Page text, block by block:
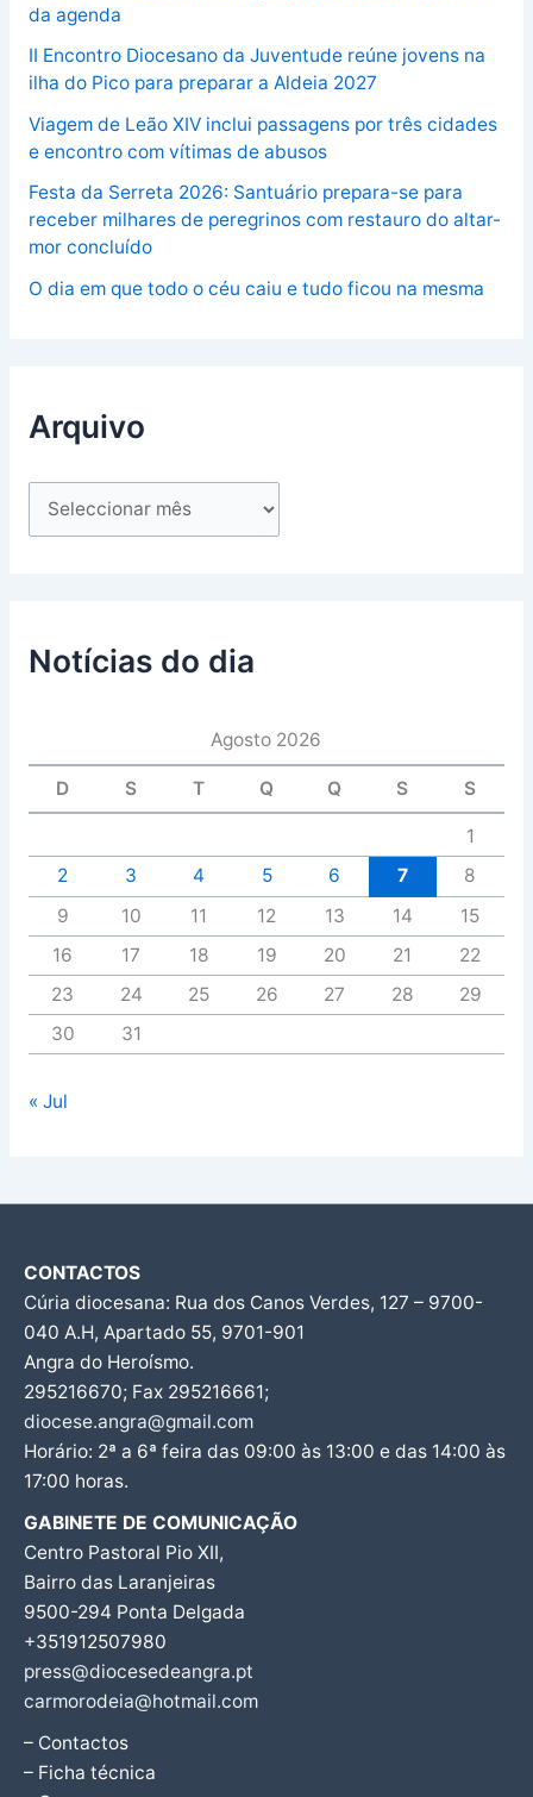
da agenda
II Encontro Diocesano da Juventude reúne jovens na
ilha do Pico para preparar a Aldeia 2027
Viagem de Leão XIV inclui passagens por três cidades
e encontro com vítimas de abusos
Festa da Serreta 2026: Santuário prepara-se para
receber milhares de peregrinos com restauro do altar-
mor concluído
O dia em que todo o céu caiu e tudo ficou na mesma
Arquivo
Notícias do dia
Agosto 2026
D S T Q Q S S
1
2
3 4 5 6 7
8
9
10 11 12 13 14
15
16
17 18 19 20 21
22
23
24 25 26 27 28
29
30
31
« Jul
CONTACTOS
Cúria diocesana: Rua dos Canos Verdes, 127 – 9700-
040 A.H, Apartado 55, 9701-901
Angra do Heroísmo.
295216670; Fax 295216661;
diocese.angra@gmail.com
Horário: 2ª a 6ª feira das 09:00 às 13:00 e das 14:00 às
17:00 horas.
GABINETE DE COMUNICAÇÃO
Centro Pastoral Pio XII,
Bairro das Laranjeiras
9500-294 Ponta Delgada
+351912507980
press@diocesedeangra.pt
carmorodeia@hotmail.com
– Contactos
– Ficha técnica